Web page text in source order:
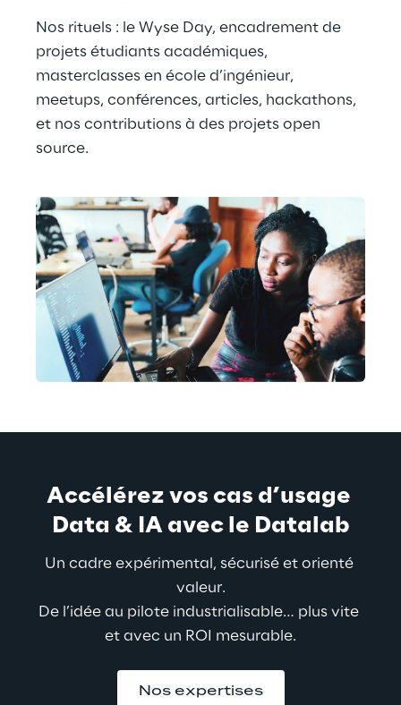
Nos rituels : le Wyse Day, encadrement de
projets étudiants académiques,
masterclasses en école d’ingénieur,
meetups, conférences, articles, hackathons,
et nos contributions à des projets open
source.
Accélérez vos cas d’usage
Data & IA avec le Datalab
Un cadre expérimental, sécurisé et orienté
valeur.
De l’idée au pilote industrialisable… plus vite
et avec un ROI mesurable.
Nos expertises